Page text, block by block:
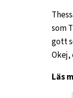
som
gott
Okej,
Läs